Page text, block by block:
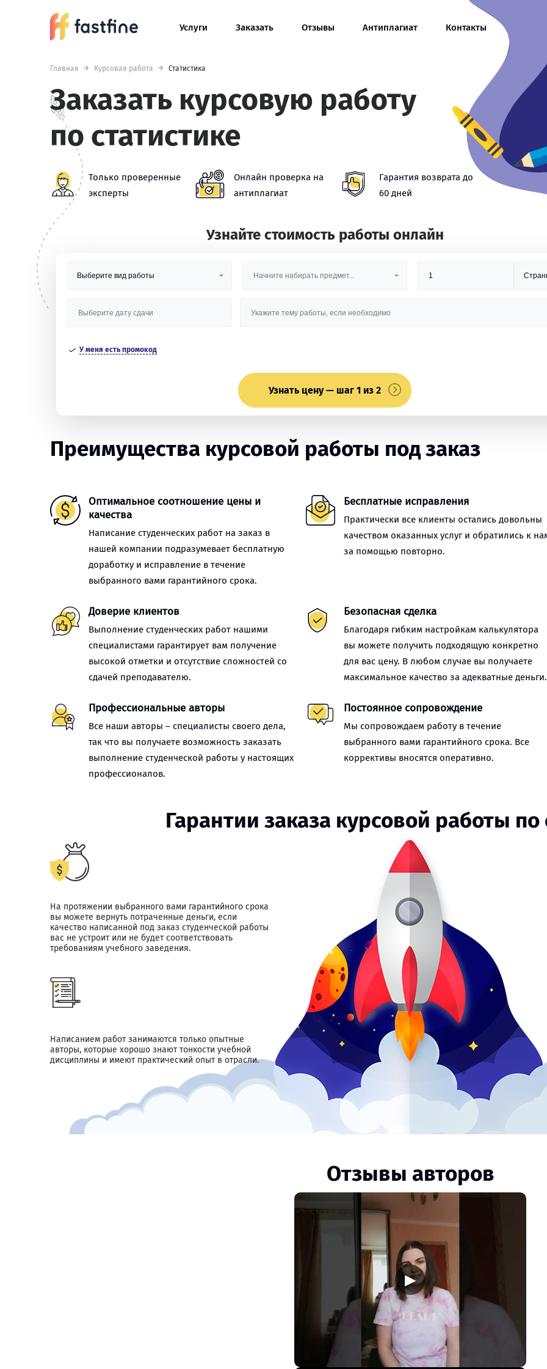
Услуги Заказать Отзывы Антиплагиат Контакты
Главная Курсовая работа Статистика
Заказать курсовую работу
по статистике
Только проверенные
эксперты
Онлайн проверка на
антиплагиат
Гарантия возврата до
60 дней
Узнайте стоимость работы онлайн
У меня есть промокод
Узнать цену — шаг 1 из 2
Преимущества курсовой работы под заказ
Оптимальное соотношение цены и
качества
Написание студенческих работ на заказ в
нашей компании подразумевает бесплатную
доработку и исправление в течение
выбранного вами гарантийного срока.
Бесплатные исправления
Практически все клиенты остались довольны
качеством оказанных услуг и обратились к
за помощью повторно.
Доверие клиентов
Выполнение студенческих работ нашими
специалистами гарантирует вам получение
высокой отметки и отсутствие сложностей со
сдачей преподавателю.
Безопасная сделка
Благодаря гибким настройкам калькулятора
вы можете получить подходящую конкретно
для вас цену. В любом случае вы получаете
максимальное качество за адекватные деньги.
Профессиональные авторы
Все наши авторы – специалисты своего дела,
так что вы получаете возможность заказать
выполнение студенческой работы у настоящих
профессионалов.
Постоянное сопровождение
Мы сопровождаем работу в течение
выбранного вами гарантийного срока. Все
коррективы вносятся оперативно.
Гарантии заказа курсовой работы по
На протяжении выбранного вами гарантийного срока
вы можете вернуть потраченные деньги, если
качество написанной под заказ студенческой работы
вас не устроит или не будет соответствовать
требованиям учебного заведения.
Написанием работ занимаются только опытные
авторы, которые хорошо знают тонкости учебной
дисциплины и имеют практический опыт в отрасли.
Отзывы авторов
▶